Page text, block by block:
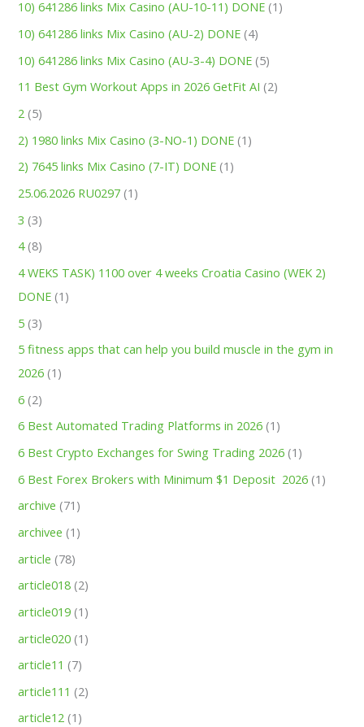
10) 641286 links Mix Casino (AU-10-11) DONE (1)
10) 641286 links Mix Casino (AU-2) DONE (4)
10) 641286 links Mix Casino (AU-3-4) DONE (5)
11 Best Gym Workout Apps in 2026 GetFit AI (2)
2 (5)
2) 1980 links Mix Casino (3-NO-1) DONE (1)
2) 7645 links Mix Casino (7-IT) DONE (1)
25.06.2026 RU0297 (1)
3 (3)
4(8)
4 WEKS TASK) 1100 over 4 weeks Croatia Casino (WEK 2)
DONE (1)
5 (3)
5 fitness apps that can help you build muscle in the gym in
2026 (1)
6 (2)
6 Best Automated Trading Platforms in 2026 (1)
6 Best Crypto Exchanges for Swing Trading 2026 (1)
6 Best Forex Brokers with Minimum $1 Deposit ️ 2026 (1)
archive (71)
archivee (1)
article (78)
article018 (2)
article019 (1)
article020 (1)
article11 (7)
article111 (2)
article12 (1)